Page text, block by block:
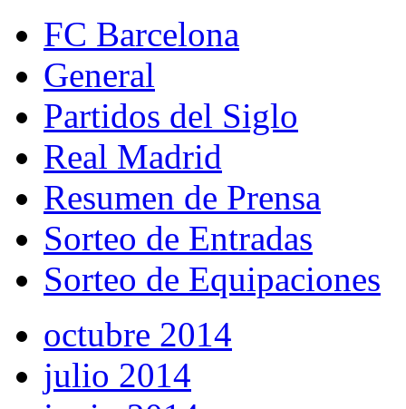
FC Barcelona
General
Partidos del Siglo
Real Madrid
Resumen de Prensa
Sorteo de Entradas
Sorteo de Equipaciones
octubre 2014
julio 2014